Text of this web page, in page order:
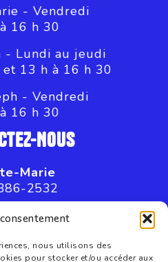
nous utilisons des
pour stocker et/ou accéder aux
- Vendredi
16 h 30
- Lundi au jeudi
13 h à 16 h 30
- Vendredi
16 h 30
NOUS
Marie
2532
Joseph